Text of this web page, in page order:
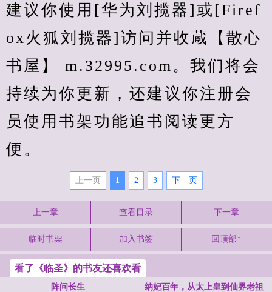
建议你使用[华为刘揽器]或[Firef
ox火狐刘揽器]访问并收蔵【散心
书屋】 m.32995.com。我们将会
持续为你更新，还建议你注册会
员使用书架功能追书阅读更方
便。
上一页 1 2 3 下—页
上一章 查看目录 下一章
临时书架 加入书签 回顶部↑
看了《临圣》的书友还喜欢看
阵问长生
纳妃百年，从太上皇到仙界老祖